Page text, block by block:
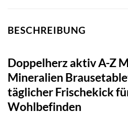
BESCHREIBUNG
Doppelherz aktiv A-Z
Mineralien
täglicher Frischekick
Wohlbefinden